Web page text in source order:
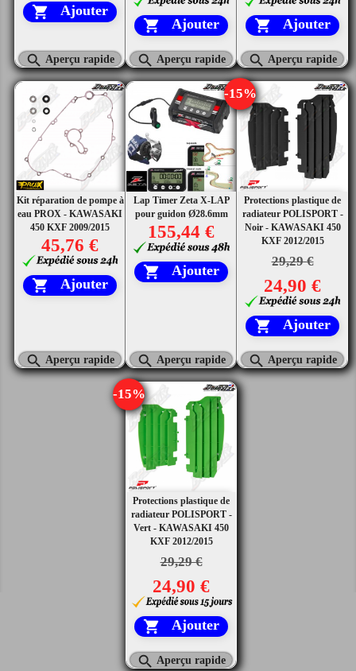
 Ajouter
 Aperçu rapide
 Ajouter
 Aperçu rapide
 Ajouter
 Aperçu rapide
Kit réparation de pompe à
eau PROX - KAWASAKI
450 KXF 2009/2015
45,76 €
 Ajouter
 Aperçu rapide
Lap Timer Zeta X-LAP
pour guidon Ø28.6mm
155,44 €
 Ajouter
 Aperçu rapide
Protections plastique de
radiateur POLISPORT -
Noir - KAWASAKI 450
KXF 2012/2015
29,29 €
-15%
24,90 €
 Ajouter
 Aperçu rapide
Protections plastique de
radiateur POLISPORT -
Vert - KAWASAKI 450
KXF 2012/2015
29,29 €
-15%
24,90 €
 Ajouter
 Aperçu rapide